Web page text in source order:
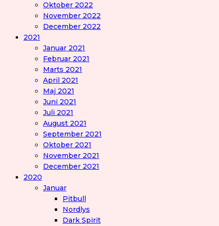
Oktober 2022
November 2022
December 2022
2021
Januar 2021
Februar 2021
Marts 2021
April 2021
Maj 2021
Juni 2021
Juli 2021
August 2021
September 2021
Oktober 2021
November 2021
December 2021
2020
Januar
Pitbull
Nordlys
Dark Spirit